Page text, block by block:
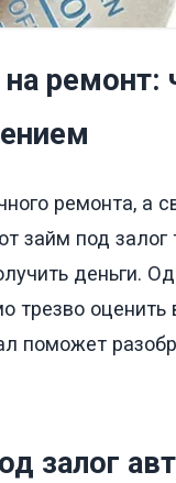
ремонт:
ремонта, а
займ под залог
деньги.
трезво оценить
поможет
залог